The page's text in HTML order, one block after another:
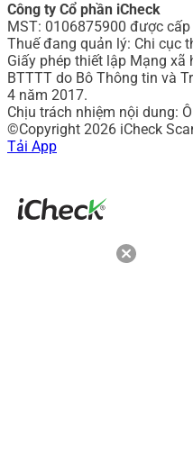
Công ty Cổ phần iCheck
MST: 0106875900 được
Thuế đang quản lý: Chi cục
Giấy phép thiết lập Mạng xã
BTTTT do Bô Thông tin và
4 năm 2017.
Chịu trách nhiệm nội dung:
©Copyright 2026 iCheck
Tải App